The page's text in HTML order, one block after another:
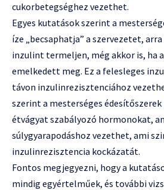
cukorbetegséghez vezethet.
Egyes kutatások szerint a
íze „becsaphatja” a szervezetet,
inzulint termeljen, még akkor is, ha
emelkedett meg. Ez a felesleges
távon inzulinrezisztenciához
szerint a mesterséges
étvágyat szabályozó hormonokat,
súlygyarapodáshoz vezethet, ami
inzulinrezisztencia kockázatát.
Fontos megjegyezni, hogy a
mindig egyértelműek, és további